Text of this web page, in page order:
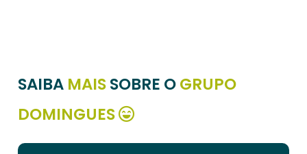
SAIBA MAISSOBRE OGRUPO
DOMINGUES